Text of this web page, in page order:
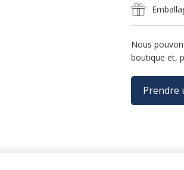
Nous
boutique et,
Prendre